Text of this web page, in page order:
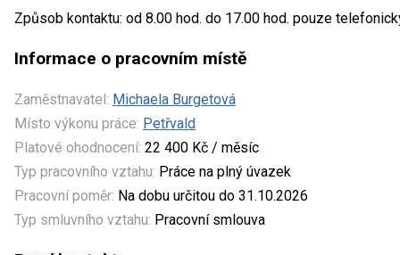
Způsob kontaktu: od 8.00 hod. do 17.00 hod. pouze
Informace o pracovním místě
Zaměstnavatel: Michaela Burgetová
Místo výkonu práce: Petřvald
Platové ohodnocení: 22 400 Kč / měsíc
Typ pracovního vztahu: Práce na plný úvazek
Pracovní poměr: Na dobu určitou do 31.10.2026
Typ smluvního vztahu: Pracovní smlouva